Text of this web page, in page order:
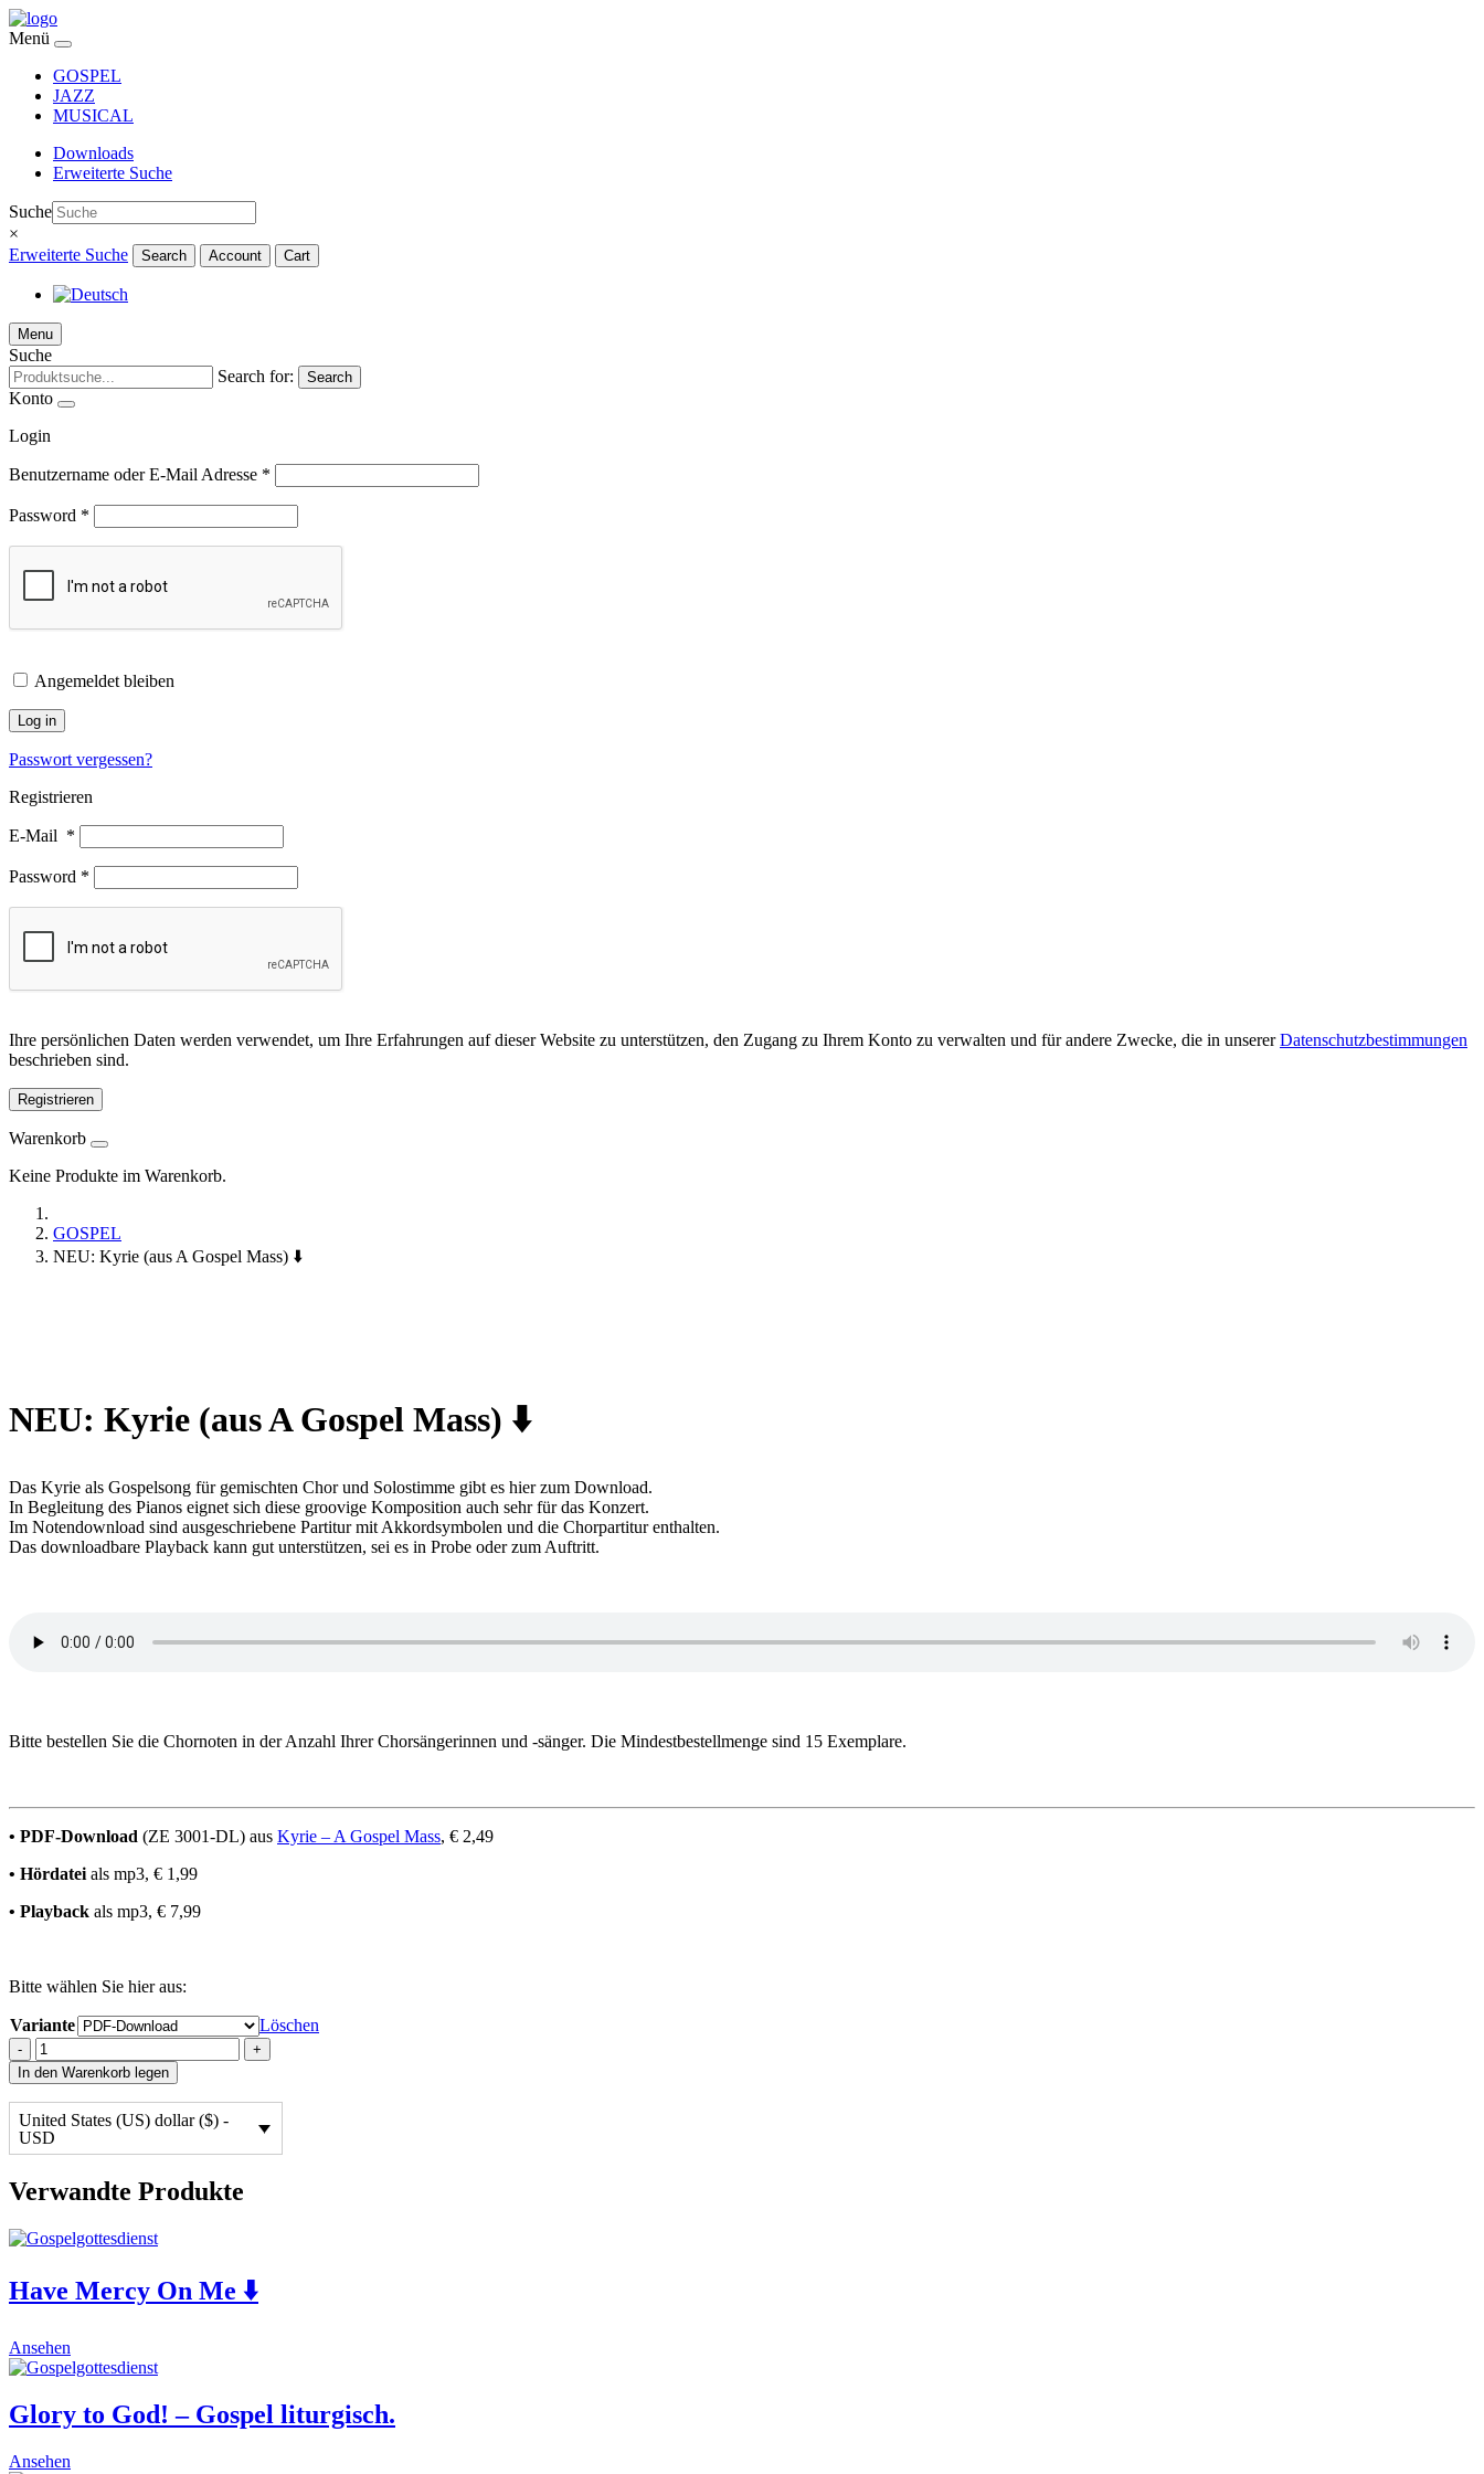
Menü
GOSPEL
JAZZ
MUSICAL
Downloads
Erweiterte Suche
Suche
×
Erweiterte Suche
Search Account Cart
Menu
Suche
Search for:
Search
Konto
Login
Benutzername oder E-Mail Adresse *
Password *
Angemeldet bleiben
Log in
Passwort vergessen?
Registrieren
E-Mail *
Password *
Ihre persönlichen Daten werden verwendet, um Ihre Erfahrungen auf dieser Website zu unterstützen, den Zugang zu Ihrem Konto zu verwalten und für andere Zwecke, die in unsererDatenschutzbestimmungen
beschrieben sind.
Registrieren
Warenkorb
Keine Produkte im Warenkorb.
GOSPEL
NEU: Kyrie (aus A Gospel Mass) ⬇️
NEU: Kyrie (aus A Gospel Mass) ⬇️
Das Kyrie als Gospelsong für gemischten Chor und Solostimme gibt es hier zum Download.
In Begleitung des Pianos eignet sich diese groovige Komposition auch sehr für das Konzert.
Im Notendownload sind ausgeschriebene Partitur mit Akkordsymbolen und die Chorpartitur enthalten.
Das downloadbare Playback kann gut unterstützen, sei es in Probe oder zum Auftritt.
Bitte bestellen Sie die Chornoten in der Anzahl Ihrer Chorsängerinnen und -sänger. Die Mindestbestellmenge sind 15 Exemplare.
• PDF-Download (ZE 3001-DL) aus Kyrie – A Gospel Mass, € 2,49
• Hördatei als mp3, € 1,99
• Playback als mp3, € 7,99
Bitte wählen Sie hier aus:
Variante Löschen
-
NEU:
Kyrie
(aus
A
Gospel
Mass)
quantity
+
In den Warenkorb legen
United States (US) dollar ($) -
USD
Verwandte Produkte
Have Mercy On Me ⬇️
Ansehen
product
multiple
variants.
options
Glory to God! – Gospel liturgisch.
Ansehen